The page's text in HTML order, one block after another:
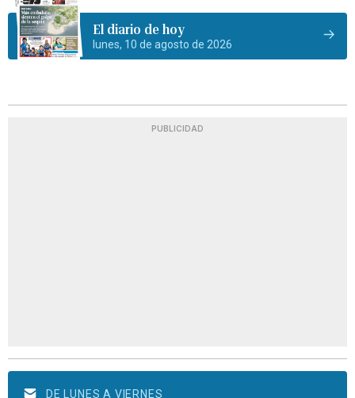
El diario de hoy
lunes, 10 de agosto de 2026
PUBLICIDAD
DE LUNES A VIERNES